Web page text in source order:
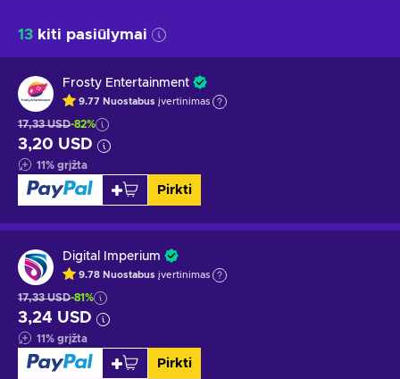
13 kiti pasiūlymai
Frosty Entertainment
9.77 Nuostabus įvertinimas
17,33 USD-82%
3,20 USD
11% grįžta
Pirkti
Digital Imperium
9.78 Nuostabus įvertinimas
17,33 USD-81%
3,24 USD
11% grįžta
Pirkti